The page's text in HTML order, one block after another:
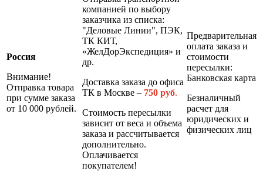
Россия
Внимание!
Отправка товара
при сумме заказа
от 10 000 рублей.
компанией по выбору
заказчика из списка:
"Деловые Линии", ПЭК,
ТК КИТ,
«ЖелДорЭкспедиция» и
др.
Доставка заказа до офиса
ТК в Москве – 750 руб.
Стоимость пересылки
зависит от веса и объема
заказа и рассчитывается
дополнительно.
Оплачивается
покупателем!
Предварительная
оплата заказа и
стоимости
пересылки:
Банковская карта
Безналичный
расчет для
юридических и
физических лиц